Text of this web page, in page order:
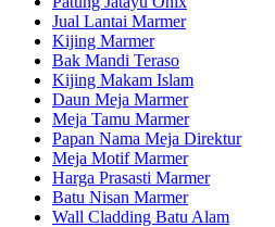
Jual Lantai Marmer
Kijing Marmer
Bak Mandi Teraso
Kijing Makam Islam
Daun Meja Marmer
Meja Tamu Marmer
Papan Nama Meja Direktur
Meja Motif Marmer
Harga Prasasti Marmer
Batu Nisan Marmer
Wall Cladding Batu Alam